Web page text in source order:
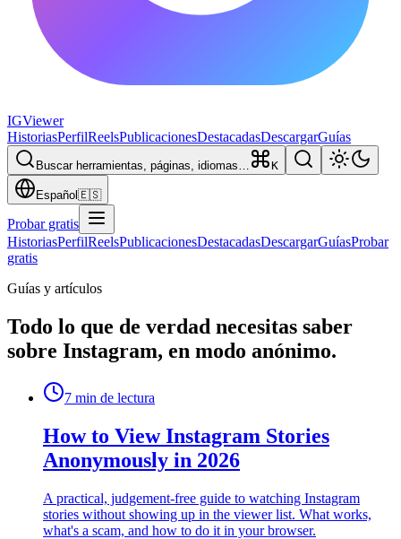
IGViewer
HistoriasPerfilReelsPublicacionesDestacadasDescargarGuías
Buscar herramientas, páginas, idiomas… K
Español 🇪🇸
Probar gratis
HistoriasPerfilReelsPublicacionesDestacadasDescargarGuíasProbar
gratis
Guías y artículos
Todo lo que de verdad necesitas saber
sobre Instagram, en modo anónimo.
7 min de lectura
How to View Instagram Stories
Anonymously in 2026
A practical, judgement-free guide to watching Instagram
stories without showing up in the viewer list. What works,
what's a scam, and how to do it in your browser.